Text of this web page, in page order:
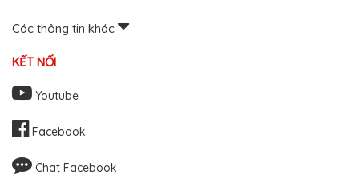
Các thông tin khác
KẾT NỐI
Youtube
Facebook
Chat Facebook